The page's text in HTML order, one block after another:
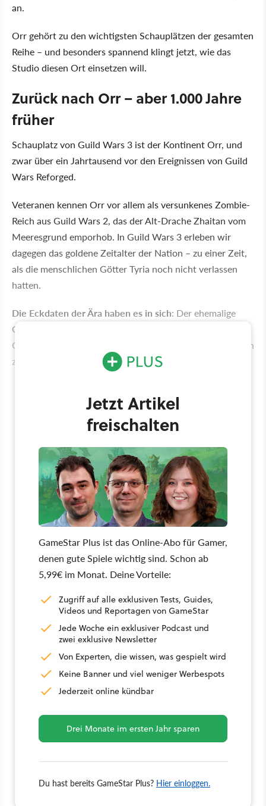
an.
Orr gehört zu den wichtigsten Schauplätzen der gesamten
Reihe – und besonders spannend klingt jetzt, wie das
Studio diesen Ort einsetzen will.
Zurück nach Orr – aber 1.000 Jahre
früher
Schauplatz von Guild Wars 3 ist der Kontinent Orr, und
zwar über ein Jahrtausend vor den Ereignissen von Guild
Wars Reforged.
Veteranen kennen Orr vor allem als versunkenes Zombie-
Reich aus Guild Wars 2, das der Alt-Drache Zhaitan vom
Meeresgrund emporhob. In Guild Wars 3 erleben wir
dagegen das goldene Zeitalter der Nation – zu einer Zeit,
als die menschlichen Götter Tyria noch nicht verlassen
hatten.
Die Eckdaten der Ära haben es in sich: Der ehemalige
Gott des Todes wurde gerade erst entthront, der Erste
Gildenkrieg liegt noch in der Zukunft, und die Spannungen
zwischen rivalisierenden Gilden nehmen zu.
Jetzt Artikel
freischalten
GameStar Plus ist das Online-Abo für Gamer,
denen gute Spiele wichtig sind. Schon ab
5,99€ im Monat. Deine Vorteile:
Zugriff auf alle exklusiven Tests, Guides,
Videos und Reportagen von GameStar
Jede Woche ein exklusiver Podcast und
zwei exklusive Newsletter
Von Experten, die wissen, was gespielt wird
Keine Banner und viel weniger Werbespots
Jederzeit online kündbar
Drei Monate im ersten Jahr sparen
Du hast bereits GameStar Plus? Hier einloggen.